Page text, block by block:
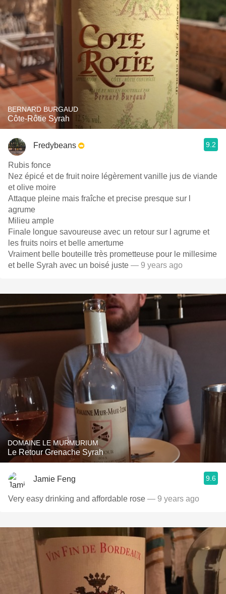
BERNARD BURGAUD
Côte-Rôtie Syrah
Fredybeans 9.2
Rubis fonce
Nez épicé et de fruit noire légèrement vanille jus de viande
et olive moire
Attaque pleine mais fraîche et precise presque sur l
agrume
Milieu ample
Finale longue savoureuse avec un retour sur l agrume et
les fruits noirs et belle amertume
Vraiment belle bouteille très prometteuse pour le millesime
et belle Syrah avec un boisé juste — 9 years ago
DOMAINE LE MURMURIUM
Le Retour Grenache Syrah
Jamie Feng 9.6
Very easy drinking and affordable rose — 9 years ago